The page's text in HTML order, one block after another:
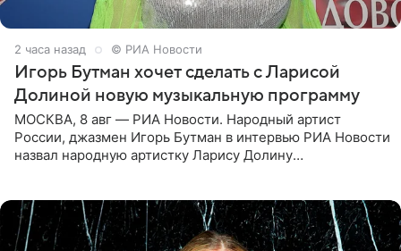
2 часа назад © РИА Новости
Игорь Бутман хочет сделать с Ларисой
Долиной новую музыкальную программу
МОСКВА, 8 авг — РИА Новости. Народный артист
России, джазмен Игорь Бутман в интервью РИА Новости
назвал народную артистку Ларису Долину